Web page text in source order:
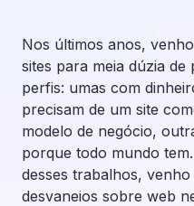
Nos últimos anos,
sites para meia dúzia
perfis: umas com
precisam de um site
modelo de negócio,
porque todo mundo
desses trabalhos,
desvaneios sobre web